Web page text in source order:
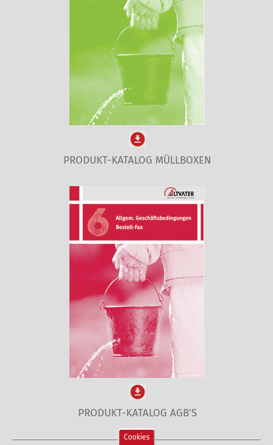
PRODUKT-KATALOG MÜLLBOXEN
PRODUKT-KATALOG AGB'S
Cookies